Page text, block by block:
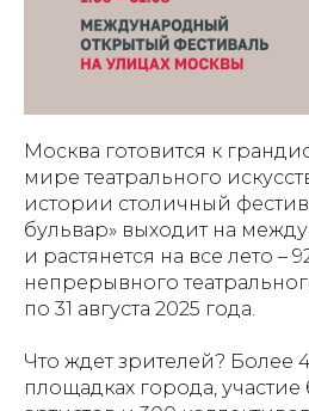
Москва готовится к
мире театрального
истории столичный
бульвар» выходит на
и растянется на все лето –
непрерывного
по 31 августа 2025 года.
Что ждет зрителей? Более
площадках города,